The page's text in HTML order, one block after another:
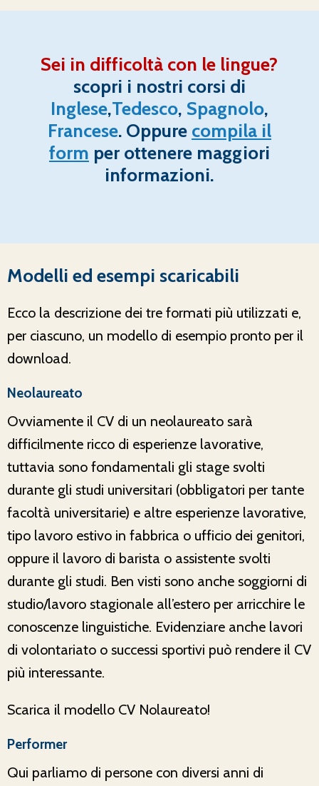
Sei in difficoltà con le lingue?
scopri i nostri corsi di
Inglese,Tedesco, Spagnolo,
Francese. Oppure compila il
form per ottenere maggiori
informazioni.
Modelli ed esempi scaricabili
Ecco la descrizione dei tre formati più utilizzati e,
per ciascuno, un modello di esempio pronto per il
download.
Neolaureato
Ovviamente il CV di un neolaureato sarà
difficilmente ricco di esperienze lavorative,
tuttavia sono fondamentali gli stage svolti
durante gli studi universitari (obbligatori per tante
facoltà universitarie) e altre esperienze lavorative,
tipo lavoro estivo in fabbrica o ufficio dei genitori,
oppure il lavoro di barista o assistente svolti
durante gli studi. Ben visti sono anche soggiorni di
studio/lavoro stagionale all’estero per arricchire le
conoscenze linguistiche. Evidenziare anche lavori
di volontariato o successi sportivi può rendere il CV
più interessante.
Scarica il modello CV Nolaureato!
Performer
Qui parliamo di persone con diversi anni di